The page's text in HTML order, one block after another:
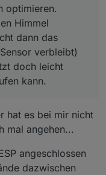
optimieren.
Himmel
dann das
verbleibt)
doch leicht
kann.
hat es bei mir nicht
mal angehen...
angeschlossen
dazwischen